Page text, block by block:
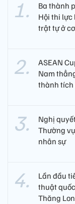
Ba thành
Hội thi lực
trật tự ở
ASEAN
Nam
thành
Nghị
Thường
nhân sự
Lần đầu
thuật
Thăng